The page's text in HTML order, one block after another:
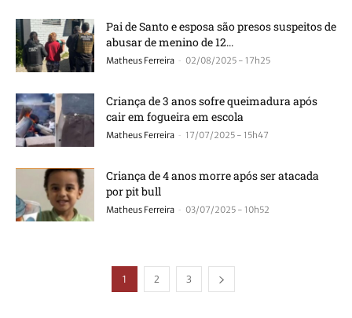
Pai de Santo e esposa são presos suspeitos de
abusar de menino de 12...
Matheus Ferreira - 02/08/2025 - 17h25
Criança de 3 anos sofre queimadura após
cair em fogueira em escola
Matheus Ferreira - 17/07/2025 - 15h47
Criança de 4 anos morre após ser atacada
por pit bull
Matheus Ferreira - 03/07/2025 - 10h52
1 2 3